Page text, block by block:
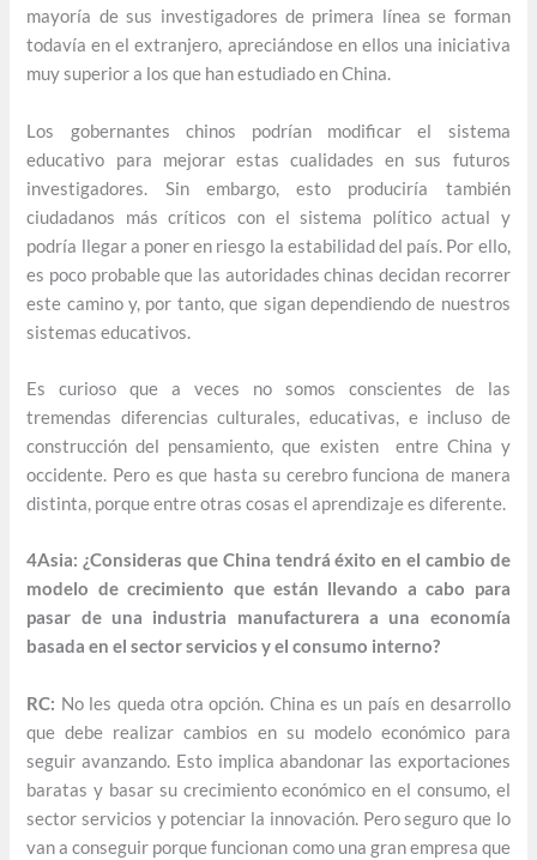
mayoría de sus investigadores de primera línea se forman
todavía en el extranjero, apreciándose en ellos una iniciativa
muy superior a los que han estudiado en China.
Los gobernantes chinos podrían modificar el sistema
educativo para mejorar estas cualidades en sus futuros
investigadores. Sin embargo, esto produciría también
ciudadanos más críticos con el sistema político actual y
podría llegar a poner en riesgo la estabilidad del país. Por ello,
es poco probable que las autoridades chinas decidan recorrer
este camino y, por tanto, que sigan dependiendo de nuestros
sistemas educativos.
Es curioso que a veces no somos conscientes de las
tremendas diferencias culturales, educativas, e incluso de
construcción del pensamiento, que existen entre China y
occidente. Pero es que hasta su cerebro funciona de manera
distinta, porque entre otras cosas el aprendizaje es diferente.
4Asia: ¿Consideras que China tendrá éxito en el cambio de
modelo de crecimiento que están llevando a cabo para
pasar de una industria manufacturera a una economía
basada en el sector servicios y el consumo interno?
RC: No les queda otra opción. China es un país en desarrollo
que debe realizar cambios en su modelo económico para
seguir avanzando. Esto implica abandonar las exportaciones
baratas y basar su crecimiento económico en el consumo, el
sector servicios y potenciar la innovación. Pero seguro que lo
van a conseguir porque funcionan como una gran empresa que